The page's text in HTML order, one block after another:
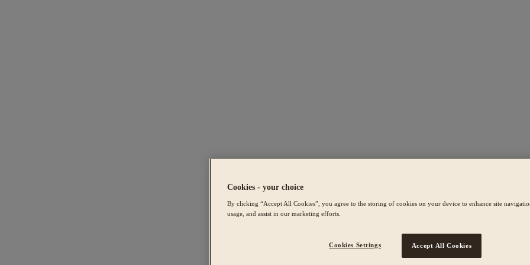
Cookies - your choice
By clicking “Accept All Cookies”, you agree to the storing of cookies on your device to enhance site
usage, and assist in our marketing efforts.
Cookies Settings Accept All Cookies